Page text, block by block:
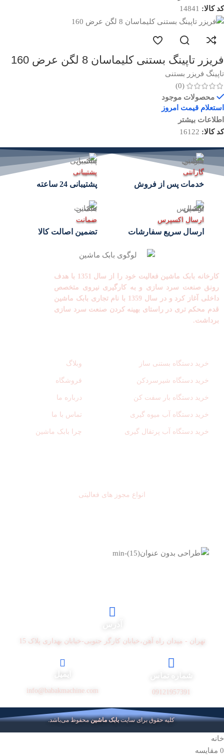
کد کالا: 14841
فریزر تاپینگ بستنی کلیماسان 8 لگن عرض 160
تاپینگ فریزر بستنی
(0)
محصولات موجود
استعلام قیمت امروز
اطلاعات بیشتر
کد کالا: 16122
گارانتی
خدمات پس از فروش
پشتیبانی
پشتیبانی 24 ساعته
ارسال اکسپرس
ارسال سریع سفارشات
ضمانت
تضمین اصالت کالا
کارخانه بابک ماشین فعالیت خود را از سال 1351 با هدف
رونق صنعت سرد سازی و به کارگیری نیروی متخصص
داخلی آغاز کرد و در سال 1359 با نام تجاری بابک ماشین
قدم محکم تری در راستای بهینه کردن صنعت سرد سازی
برداشت.
خرید دستگاه بستنی ساز
خرید دستگاه شیرسردکن
خرید دستگاه بار سفت کن
خرید دستگاه آب میوه گیری
خرید دستگاه آب پرتقال گیری
وبلاگ
فروشگاه
درباره ما
تماس با ما
چرا بابک ماشین
انواع مجوز های فعالیتی
تهران - میدان راه آهن،خیابان کارگر جنوبی-خیابان بهداری پلاک 15
شماره تماس
09121957391
ایمیل
info@babakmachine.com
کلیه حقوق برای سایتبابک ماشینمحفوظ می‌باشد.
خانه
0 مقایسه